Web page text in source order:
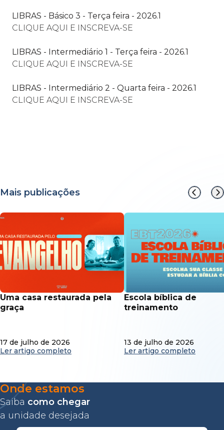
LIBRAS - Básico 3 - Terça feira - 2026.1
CLIQUE AQUI E INSCREVA-SE
LIBRAS - Intermediário 1 - Terça feira - 2026.1
CLIQUE AQUI E INSCREVA-SE
LIBRAS - Intermediário 2 - Quarta feira - 2026.1
CLIQUE AQUI E INSCREVA-SE
Mais publicações
uma casa restaurada pela
graça
17 de julho de 2026
Ler artigo completo
escola bíblica de
treinamento
13 de julho de 2026
Ler artigo completo
Onde estamos
Saiba como chegar
a unidade desejada